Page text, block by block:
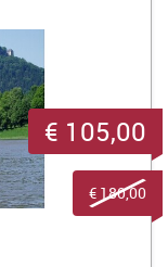
€ 105,00
€ 180,00